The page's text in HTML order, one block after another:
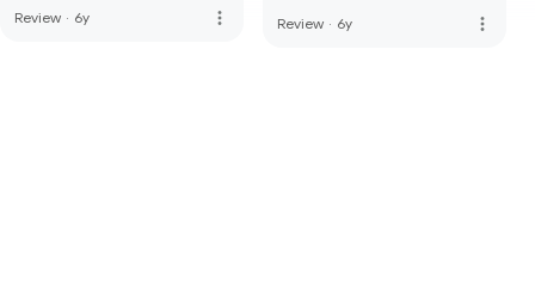
Review · 6y more_vert
Review · 6y more_vert